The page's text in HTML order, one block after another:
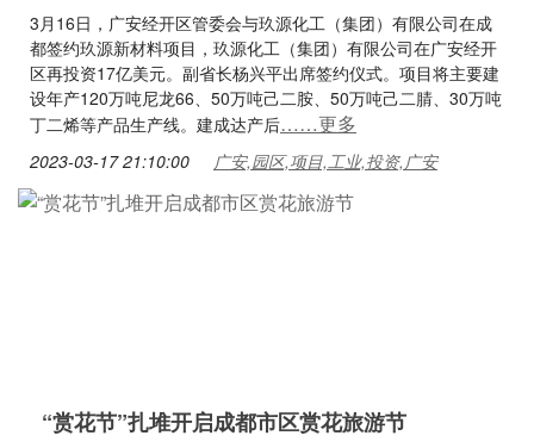
3月16日，广安经开区管委会与玖源化工（集团）有限公司在成
都签约玖源新材料项目，玖源化工（集团）有限公司在广安经开
区再投资17亿美元。副省长杨兴平出席签约仪式。项目将主要建
设年产120万吨尼龙66、50万吨己二胺、50万吨己二腈、30万吨
丁二烯等产品生产线。建成达产后……更多
2023-03-17 21:10:00 广安,园区,项目,工业,投资,广安
“赏花节”扎堆开启成都市区赏花旅游节